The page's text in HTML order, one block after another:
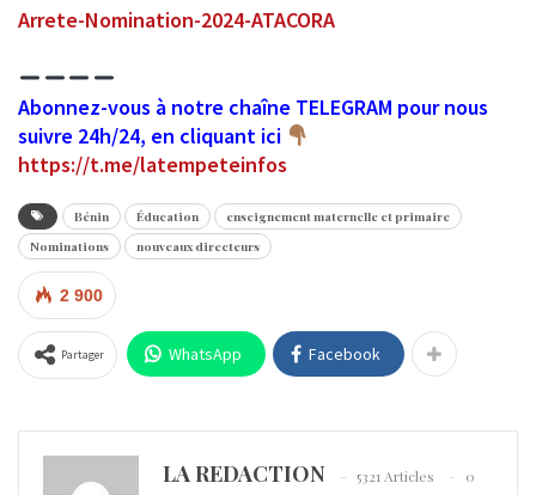
Arrete-Nomination-2024-ATACORA
Abonnez-vous à notre chaîne TELEGRAM pour nous
suivre 24h/24, en cliquant ici
https://t.me/latempeteinfos
Bénin Éducation
enseignement maternelle et primaire
Nominations
nouveaux directeurs
2 900
Partager WhatsApp Facebook
LA REDACTION 5321 Articles
0